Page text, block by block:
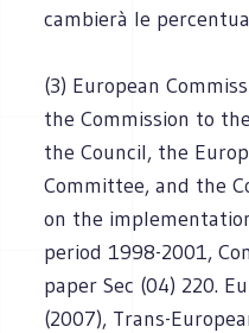
cambierà le
(3) European
the Commission to
the Council, the
Committee, and the
on the
period 1998-2001,
paper Sec (04) 220.
(2007), Trans-